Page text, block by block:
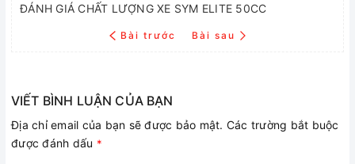
ĐÁNH GIÁ CHẤT LƯỢNG XE SYM ELITE 50CC
Bài trước Bài sau
VIẾT BÌNH LUẬN CỦA BẠN
Địa chỉ email của bạn sẽ được bảo mật. Các trường bắt buộc
được đánh dấu *